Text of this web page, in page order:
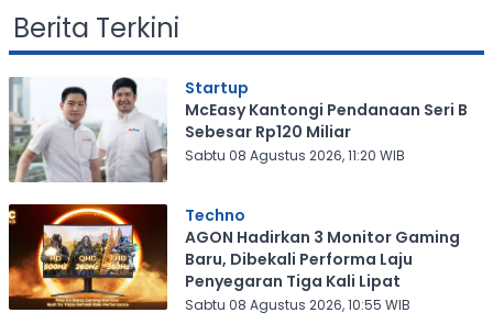
Berita Terkini
Startup
McEasy Kantongi Pendanaan Seri B
Sebesar Rp120 Miliar
Sabtu 08 Agustus 2026, 11:20 WIB
Techno
AGON Hadirkan 3 Monitor Gaming
Baru, Dibekali Performa Laju
Penyegaran Tiga Kali Lipat
Sabtu 08 Agustus 2026, 10:55 WIB